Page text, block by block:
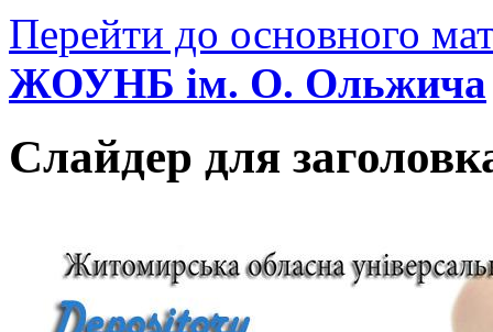
Перейти до основного
ЖОУНБ ім. О. Ольжича
Слайдер для